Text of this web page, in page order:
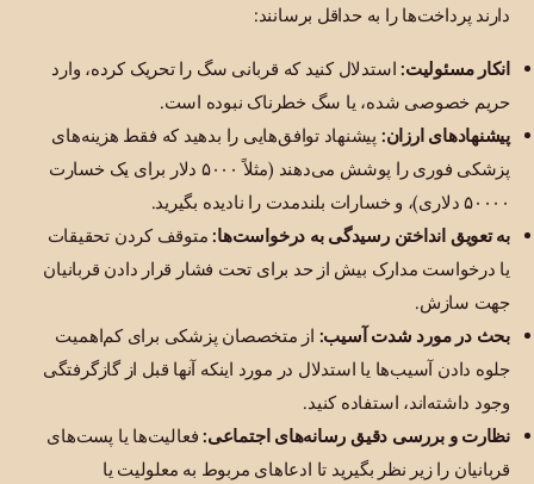
دارند پرداخت‌ها را به حداقل برسانند:
انکار مسئولیت:استدلال کنید که قربانی سگ را تحریک کرده، وارد
حریم خصوصی شده، یا سگ خطرناک نبوده است.
پیشنهادهای ارزان: پیشنهاد توافق‌هایی را بدهید که فقط هزینه‌های
پزشکی فوری را پوشش می‌دهند (مثلاً ۵۰۰۰ دلار برای یک خسارت
۵۰۰۰۰ دلاری)، و خسارات بلندمدت را نادیده بگیرید.
به تعویق انداختن رسیدگی به درخواست‌ها:متوقف کردن تحقیقات
یا درخواست مدارک بیش از حد برای تحت فشار قرار دادن قربانیان
جهت سازش.
بحث در مورد شدت آسیب: از متخصصان پزشکی برای کم‌اهمیت
جلوه دادن آسیب‌ها یا استدلال در مورد اینکه آنها قبل از گازگرفتگی
وجود داشته‌اند، استفاده کنید.
نظارت و بررسی دقیق رسانه‌های اجتماعی:فعالیت‌ها یا پست‌های
قربانیان را زیر نظر بگیرید تا ادعاهای مربوط به معلولیت یا